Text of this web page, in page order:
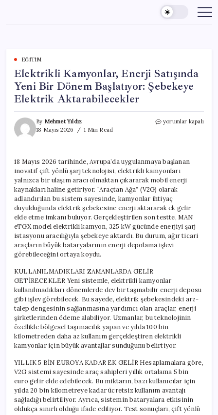
content
EĞITIM
Elektrikli Kamyonlar, Enerji Satışında
Yeni Bir Dönem Başlatıyor: Şebekeye
Elektrik Aktarabilecekler
By Mehmet Yıldız
18 Mayıs 2026
1 Min Read
Elektrikli
Bir
Dönem
Başlatıyor:
Şebekeye
Aktarabilecekler
için
yorumlar kapalı
18 Mayıs 2026 tarihinde, Avrupa’da uygulanmaya başlanan
inovatif çift yönlü şarj teknolojisi, elektrikli kamyonları
yalnızca bir ulaşım aracı olmaktan çıkararak mobil enerji
kaynakları haline getiriyor. “Araçtan Ağa” (V2G) olarak
adlandırılan bu sistem sayesinde, kamyonlar ihtiyaç
duyulduğunda elektrik şebekesine enerji aktararak ek gelir
elde etme imkanı buluyor. Gerçekleştirilen son testte, MAN
eTGX model elektrikli kamyon, 325 kW gücünde enerjiyi şarj
istasyonu aracılığıyla şebekeye aktardı. Bu durum, ağır ticari
araçların büyük bataryalarının enerji depolama işlevi
görebileceğini ortaya koydu.
KULLANILMADIKLARI ZAMANLARDA GELİR
GETİRECEKLER Yeni sistemle, elektrikli kamyonlar
kullanılmadıkları dönemlerde dev bir taşınabilir enerji deposu
gibi işlev görebilecek. Bu sayede, elektrik şebekesindeki arz-
talep dengesinin sağlanmasına yardımcı olan araçlar, enerji
şirketlerinden ödeme alabiliyor. Uzmanlar, bu teknolojinin
özellikle bölgesel taşımacılık yapan ve yılda 100 bin
kilometreden daha az kullanım gerçekleştiren elektrikli
kamyonlar için büyük avantajlar sunduğunu belirtiyor.
YILLIK 5 BİN EUROYA KADAR EK GELİR Hesaplamalara göre,
V2G sistemi sayesinde araç sahipleri yıllık ortalama 5 bin
euro gelir elde edebilecek. Bu miktarın, bazı kullanıcılar için
yılda 20 bin kilometreye kadar ücretsiz kullanım avantajı
sağladığı belirtiliyor. Ayrıca, sistemin bataryalara etkisinin
oldukça sınırlı olduğu ifade ediliyor. Test sonuçları, çift yönlü